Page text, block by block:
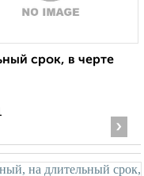
срок, в черте
›